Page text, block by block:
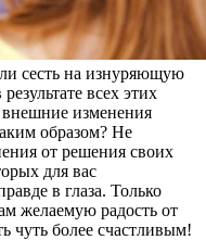
сесть на изнуряющую
всех этих
изменения
образом? Не
от решения своих
для вас
в глаза. Только
желаемую радость от
чуть более счастливым!